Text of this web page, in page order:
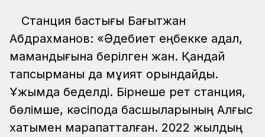
Станция бастығы Бағытжан
Абдрахманов: «Әдебиет еңбекке адал,
мамандығына берілген жан. Қандай
тапсырманы да мұқият орындайды.
Ұжымда беделді. Бірнеше рет станция,
бөлімше, кәсіподақ басшыларының Алғыс
хатымен марапатталған. 2022 жылдың